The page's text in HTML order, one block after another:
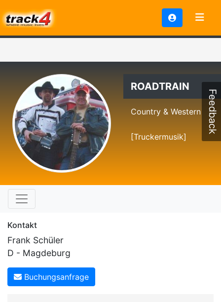
ROADTRAIN
Country & Western
[Truckermusik]
Kontakt
Frank Schüler
D - Magdeburg
Buchungsanfrage
Feedback